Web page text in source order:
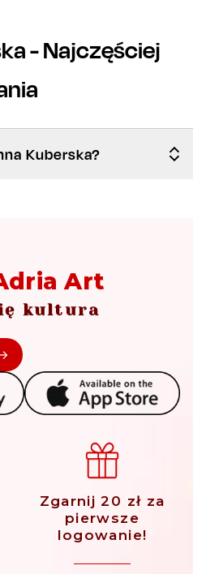
- Najczęściej
Kuberska?
Art
kultura
Zgarnij 20 zł za
pierwsze
logowanie!